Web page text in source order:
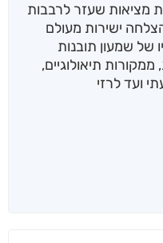
מציאות שעזר לרבבות
ישירות מעולם
שמעון תובנות
תיאולוגיים,
ועד לרזי